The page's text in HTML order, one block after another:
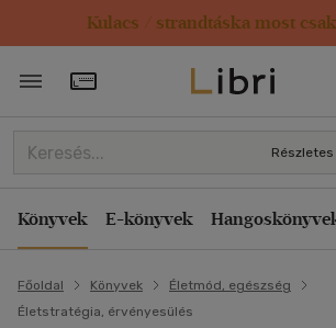
Kulacs / strandtáska most
Törzsvásárlói Kártya adatai
Könyvek E-könyvek
Főoldal Könyvek
Életmód, egészség
Életstratégia, érvényesülés